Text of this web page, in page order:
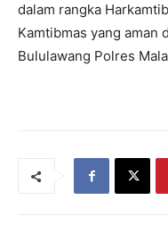
dalam rangka
Kamtibmas yang aman
Bululawang Polres